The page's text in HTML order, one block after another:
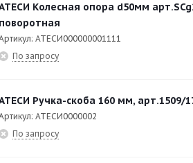
Колесная опора d50мм
поворотная
АТЕСИ000000001111
По запросу
Ручка-скоба 160 мм, арт.1509/
АТЕСИ0000002
По запросу